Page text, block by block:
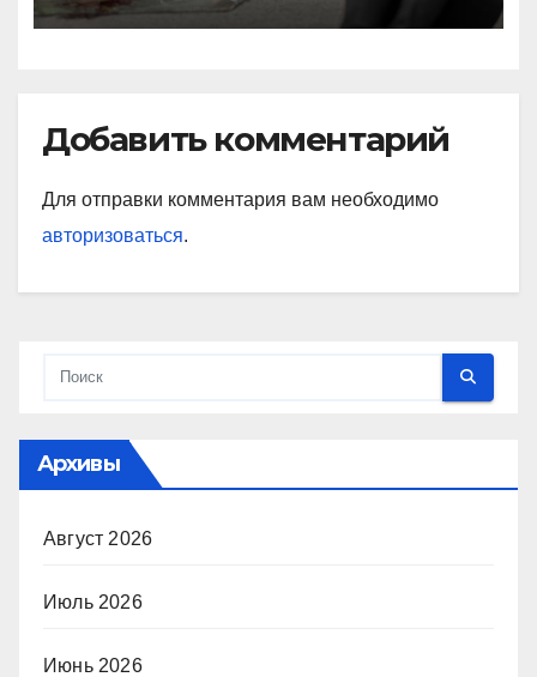
Добавить комментарий
Для отправки комментария вам необходимо
авторизоваться.
Архивы
Август 2026
Июль 2026
Июнь 2026